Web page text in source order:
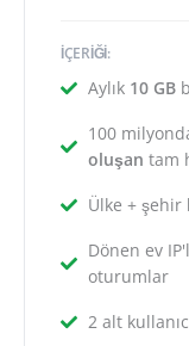
İÇERİĞİ:
Aylık 10 GB
100
oluşan tam
Ülke + şehir
Dönen ev
oturumlar
2 alt